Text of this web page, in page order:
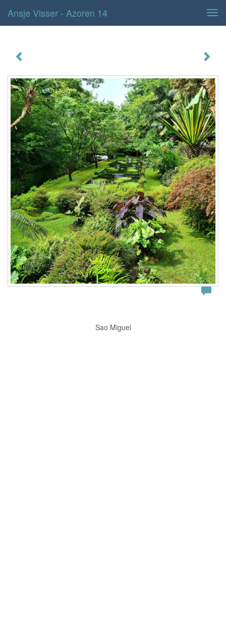
Ansje Visser - Azoren 14
Sao Miguel